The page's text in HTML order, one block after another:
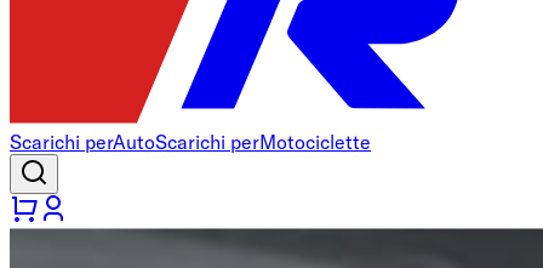
Scarichi perAutoScarichi perMotociclette